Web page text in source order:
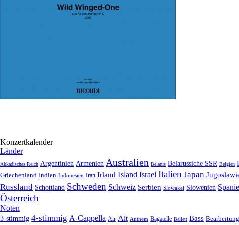
Konzertkalender
Länder
Akkadisches Reich Argentinien Armenien Australien Belarus Belarussiche SSR Belgien
Griechenland Indien Indonesien Iran Irland Island Israel Italien Japan
Russland Schottland Schweden Schweiz Serbien Slowakei Slowenien
Österreich
Noten
3-stimmig 4-stimmig A-Cappella Air Alt Anthem Bagatelle Ballett Bass Bearbeitung